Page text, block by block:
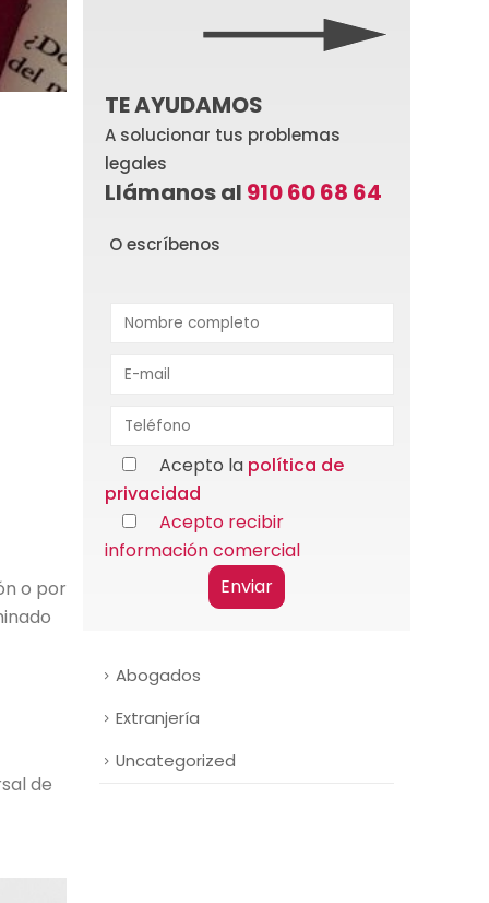
o por
de
TE AYUDAMOS
A solucionar tus problemas
legales
Llámanos al 910 60 68 64
O escríbenos
Acepto la política de
privacidad
Acepto recibir
información comercial
Abogados
Extranjería
Uncategorized